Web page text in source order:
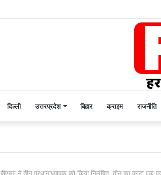
दिल्ली उत्तरप्रदेश बिहार क्राइम राजनीति
बीएसए ने तीन प्रधानाध्यापक को किया निलंबित, तीन का काटा